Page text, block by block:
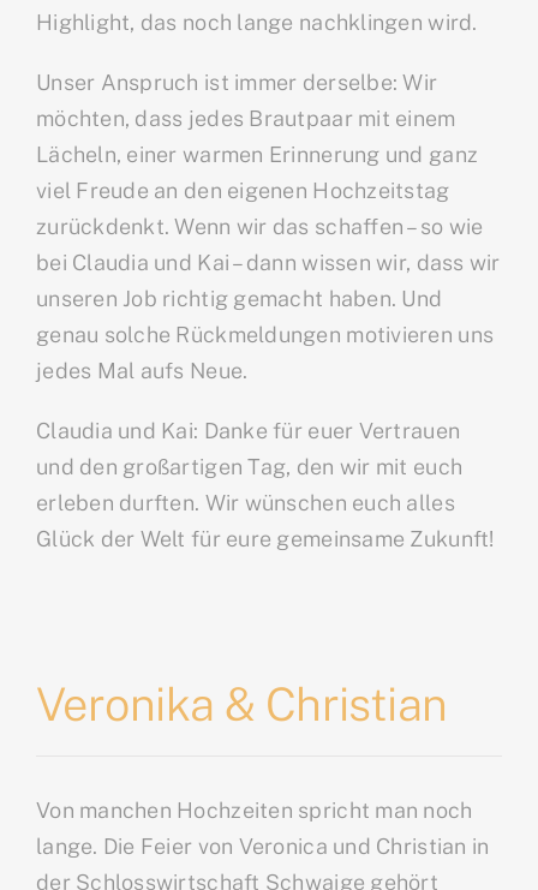
Highlight, das noch lange nachklingen wird.
Unser Anspruch ist immer derselbe: Wir
möchten, dass jedes Brautpaar mit einem
Lächeln, einer warmen Erinnerung und ganz
viel Freude an den eigenen Hochzeitstag
zurückdenkt. Wenn wir das schaffen – so wie
bei Claudia und Kai – dann wissen wir, dass wir
unseren Job richtig gemacht haben. Und
genau solche Rückmeldungen motivieren uns
jedes Mal aufs Neue.
Claudia und Kai: Danke für euer Vertrauen
und den großartigen Tag, den wir mit euch
erleben durften. Wir wünschen euch alles
Glück der Welt für eure gemeinsame Zukunft!
Veronika & Christian
Von manchen Hochzeiten spricht man noch
lange. Die Feier von Veronica und Christian in
der Schlosswirtschaft Schwaige gehört